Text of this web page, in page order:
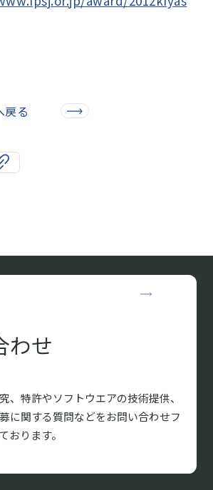
戻る
わせ
、特許やソフトウエアの技術提供、
に関する質問などをお問い合わせフ
おります。